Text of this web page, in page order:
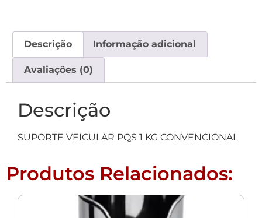
Descrição Informação adicional
Avaliações (0)
Descrição
SUPORTE VEICULAR PQS 1 KG CONVENCIONAL
Produtos Relacionados: